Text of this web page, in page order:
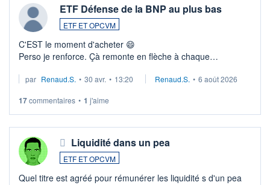
ETF Défense de la BNP au plus bas
ETF ET OPCVM
C'EST le moment d'acheter 😄​
Perso je renforce. Çà remonte en flèche à chaque
Investissement long terme tip top pour sa retraite.
par Renaud.S. • 30 avr. • 13:20 Renaud.S. • 6 août 2026
17commentaires • 1 j'aime
Liquidité dans un pea
ETF ET OPCVM
Quel titre est agréé pour rémunérer les liquidité s d'un pea